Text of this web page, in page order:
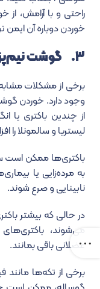
راحتی و با آرامش، از
خوردن دوباره آن ایمن
۳. گوشت نیم‌پز، خام و فرآوری شده
برخی از مشکلات
وجود دارد. خوردن
از چندین باکتری یا
لیستریا و سالمونلا
باکتری‌ها ممکن است
به مرده‌زایی یا
نابینایی و صرع شوند.
در حالی که بیشتر
می‌شوند،
عضلانی باقی بمانند.
برخی از تکه‌ها مانند